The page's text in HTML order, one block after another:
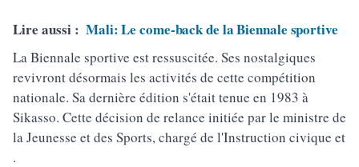
Lire aussi : Mali: Le come-back de la Biennale sportive
La Biennale sportive est ressuscitée. Ses nostalgiques
revivront désormais les activités de cette compétition
nationale. Sa dernière édition s'était tenue en 1983 à
Sikasso. Cette décision de relance initiée par le ministre de
la Jeunesse et des Sports, chargé de l'Instruction civique et
.